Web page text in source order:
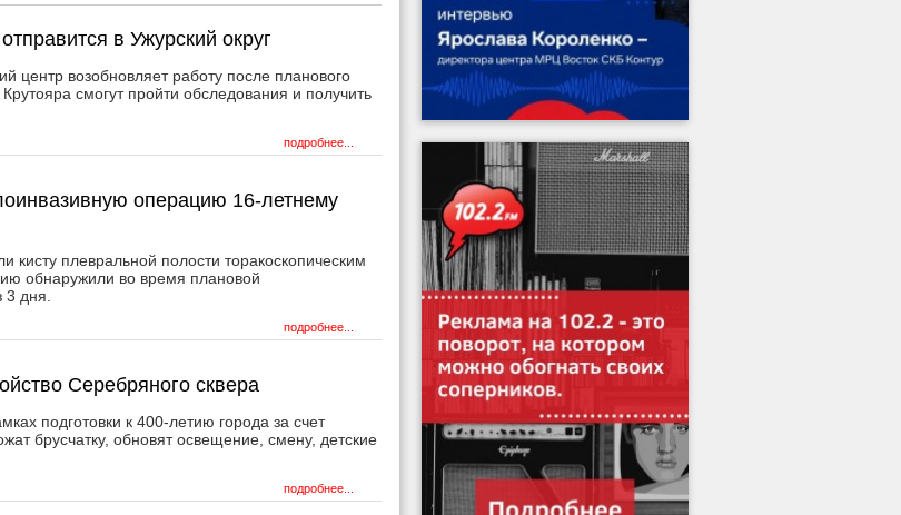
в Ужурский округ
центр возобновляет работу после планового
смогут пройти обследования и получить
подробнее...
операцию 16-летнему
плевральной полости торакоскопическим
обнаружили во время плановой
дня.
подробнее...
Серебряного сквера
подготовки к 400-летию города за счет
брусчатку, обновят освещение, смену, детские
подробнее...